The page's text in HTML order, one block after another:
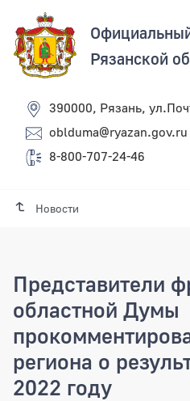
Рязанской
390000, Рязань,
oblduma@ryazan.gov.ru
8-800-707-24-46
Новости
Представители
областной Думы
региона о
2022 году